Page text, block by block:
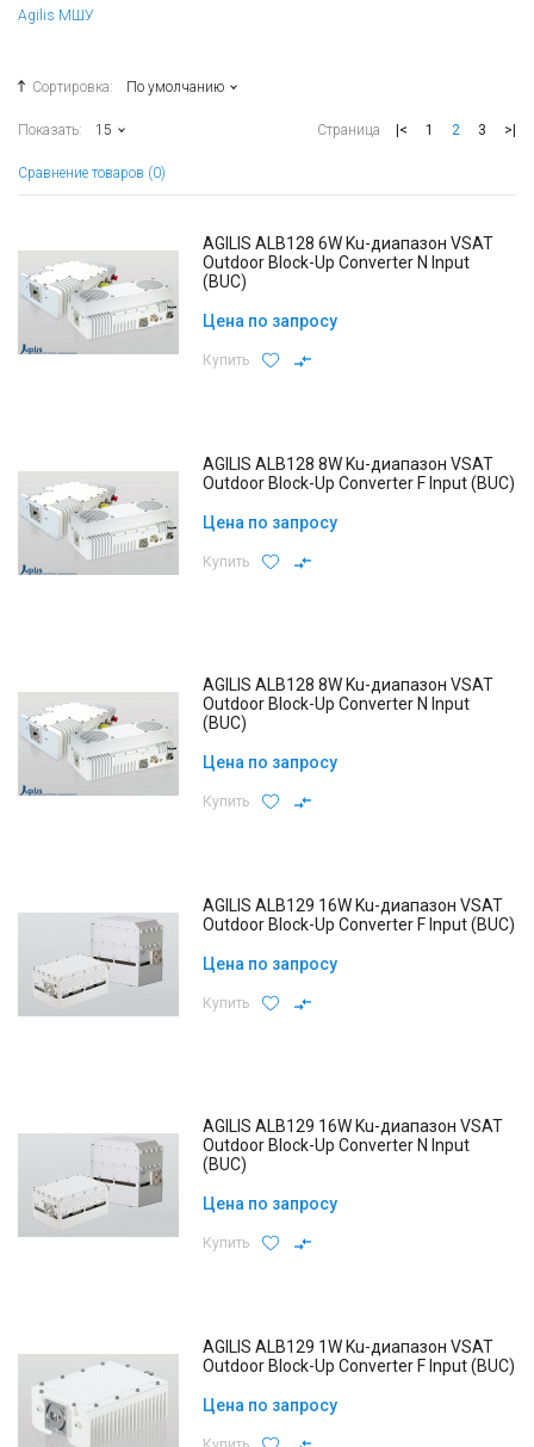
Agilis МШУ
Сортировка: По умолчанию
Показать: 15
Сравнение товаров (0)
Страница |< 1 2 3 >|
AGILIS ALB128 6W Ku-диапазон VSAT
Outdoor Block-Up Converter N Input
(BUC)
Цена по запросу
Купить
AGILIS ALB128 8W Ku-диапазон VSAT
Outdoor Block-Up Converter F Input (BUC)
Цена по запросу
Купить
AGILIS ALB128 8W Ku-диапазон VSAT
Outdoor Block-Up Converter N Input
(BUC)
Цена по запросу
Купить
AGILIS ALB129 16W Ku-диапазон VSAT
Outdoor Block-Up Converter F Input (BUC)
Цена по запросу
Купить
AGILIS ALB129 16W Ku-диапазон VSAT
Outdoor Block-Up Converter N Input
(BUC)
Цена по запросу
Купить
AGILIS ALB129 1W Ku-диапазон VSAT
Outdoor Block-Up Converter F Input (BUC)
Цена по запросу